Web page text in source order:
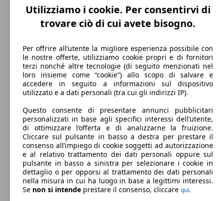
180 km/h
Velocità massima
Elettrica/Benzina
Carburante
82 g/km
Emissioni di CO2 (combinato)*
Utilizziamo i cookie. Per consentirvi di
trovare ciò di cui avete bisogno.
Per offrire all’utente la migliore esperienza possibile con
le nostre offerte, utilizziamo cookie propri e di fornitori
terzi nonché altre tecnologie (di seguito menzionati nel
loro insieme come “cookie”) allo scopo di salvare e
accedere in seguito a informazioni sul dispositivo
utilizzato e a dati personali (tra cui gli indirizzi IP).
Questo consente di presentare annunci pubblicitari
personalizzati in base agli specifici interessi dell’utente,
di ottimizzare l’offerta e di analizzarne la fruizione.
Cliccare sul pulsante in basso a destra per prestare il
consenso all’impiego di cookie soggetti ad autorizzazione
e al relativo trattamento dei dati personali oppure sul
pulsante in basso a sinistra per selezionare i cookie in
dettaglio o per opporsi al trattamento dei dati personali
nella misura in cui ha luogo in base a legittimi interessi.
Se non si intende prestare il consenso, cliccare qui.